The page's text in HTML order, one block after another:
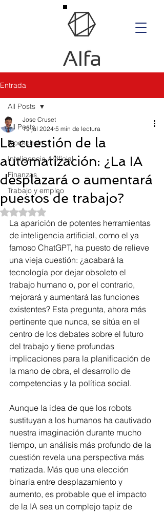
Entrada
All Posts
Blockchain
Inteligencia Artificial
Finanzas
Trabajo y empleo
All Posts
La cuestión de la
automatización: ¿La IA
desplazará o aumentará
puestos de trabajo?
Jose Cruset
19 jul 2024 5 min de lectura
Obtuvo NaN de 5 estrellas.
La aparición de potentes herramientas
de inteligencia artificial, como el ya
famoso ChatGPT, ha puesto de relieve
una vieja cuestión: ¿acabará la
tecnología por dejar obsoleto el
trabajo humano o, por el contrario,
mejorará y aumentará las funciones
existentes? Esta pregunta, ahora más
pertinente que nunca, se sitúa en el
centro de los debates sobre el futuro
del trabajo y tiene profundas
implicaciones para la planificación de
la mano de obra, el desarrollo de
competencias y la política social.
Aunque la idea de que los robots
sustituyan a los humanos ha cautivado
nuestra imaginación durante mucho
tiempo, un análisis más profundo de la
cuestión revela una perspectiva más
matizada. Más que una elección
binaria entre desplazamiento y
aumento, es probable que el impacto
de la IA sea un complejo tapiz de